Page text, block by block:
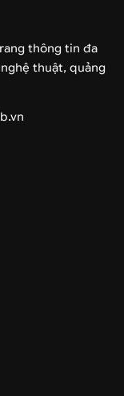
thông tin đa
thuật, quảng